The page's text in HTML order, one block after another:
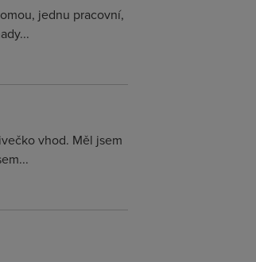
jednu pracovní,
vhod. Měl jsem